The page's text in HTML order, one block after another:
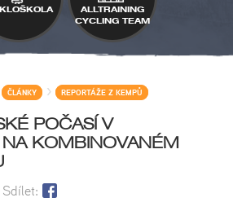
ALLTRAINING
CYCLING TEAM
ČLÁNKY > REPORTÁŽE Z KEMPŮ
POČASÍ V
KOMBINOVANÉM